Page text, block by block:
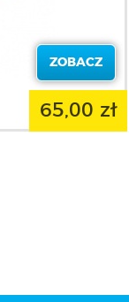
ZOBACZ
65,00 zł